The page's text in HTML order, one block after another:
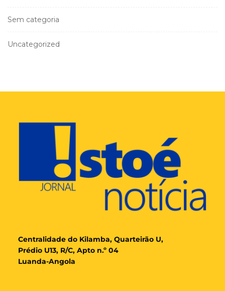
Sem categoria
Uncategorized
Centralidade do Kilamba, Quarteirão U,
Prédio U13, R/C, Apto n.º 04
Luanda-Angola